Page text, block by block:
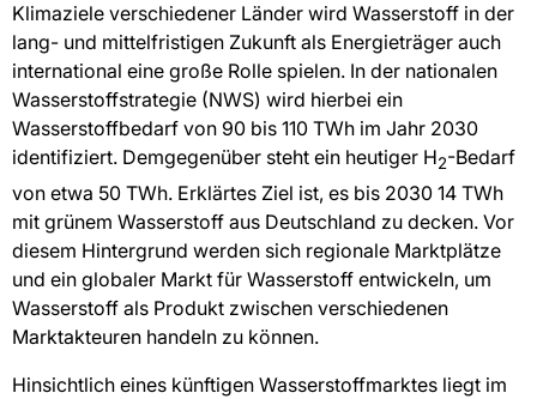
Klimaziele verschiedener Länder wird Wasserstoff in der
lang- und mittelfristigen Zukunft als Energieträger auch
international eine große Rolle spielen. In der nationalen
Wasserstoffstrategie (NWS) wird hierbei ein
Wasserstoffbedarf von 90 bis 110 TWh im Jahr 2030
identifiziert. Demgegenüber steht ein heutiger H2-Bedarf
von etwa 50 TWh. Erklärtes Ziel ist, es bis 2030 14 TWh
mit grünem Wasserstoff aus Deutschland zu decken. Vor
diesem Hintergrund werden sich regionale Marktplätze
und ein globaler Markt für Wasserstoff entwickeln, um
Wasserstoff als Produkt zwischen verschiedenen
Marktakteuren handeln zu können.
Hinsichtlich eines künftigen Wasserstoffmarktes liegt im